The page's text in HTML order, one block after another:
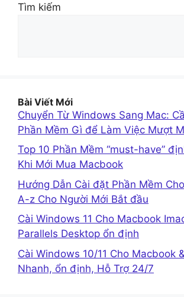
Tìm kiếm
Bài Viết Mới
Chuyển Từ Windows Sang Mac:
Phần Mềm Gì để Làm Việc Mượt
Top 10 Phần Mềm “must-have”
Khi Mới Mua Macbook
Hướng Dẫn Cài đặt Phần Mềm
A-z Cho Người Mới Bắt đầu
Cài Windows 11 Cho Macbook
Parallels Desktop ổn định
Cài Windows 10/11 Cho Macbook
Nhanh, ổn định, Hỗ Trợ 24/7